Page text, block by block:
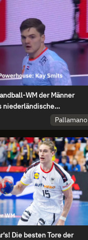
WM der Männer
niederländische
Kay Smits
Pallamano
Die besten Tore der